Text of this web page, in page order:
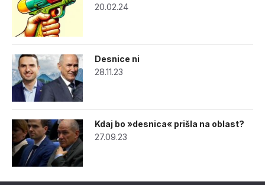
20.02.24
Desnice ni
28.11.23
Kdaj bo »desnica« prišla na oblast?
27.09.23